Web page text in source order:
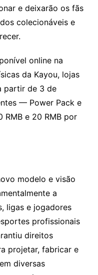
e deixarão os fãs
colecionáveis ​​e
online na
da Kayou, lojas
partir de 3 de
— Power Pack e
e 20 RMB por
modelo e visão
a
ligas e jogadores
profissionais
direitos
projetar, fabricar e
diversas